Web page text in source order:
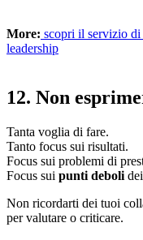
More: scopri il servizio di
leadership
12. Non
Tanta voglia di fare.
Tanto focus sui risultati.
Focus sui problemi di
Focus sui punti deboli
Non ricordarti dei tuoi
per valutare o criticare.